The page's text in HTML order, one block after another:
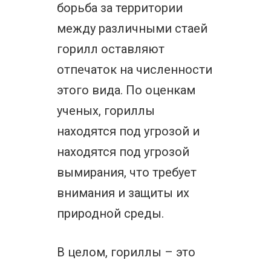
борьба за территории
между различными стаей
горилл оставляют
отпечаток на численности
этого вида. По оценкам
ученых, гориллы
находятся под угрозой и
находятся под угрозой
вымирания, что требует
внимания и защиты их
природной среды.
В целом, гориллы – это